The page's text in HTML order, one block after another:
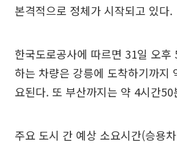
본격적으로 정체가 시작되고 있다.
한국도로공사에 따르면 31일 오후
하는 차량은 강릉에 도착하기까지
요된다. 또 부산까지는 약 4시간50
주요 도시 간 예상 소요시간(승용